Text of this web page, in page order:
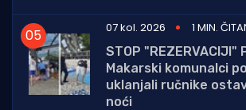
07 kol. 2026
1 MIN.
STOP "REZERVACIJI"
Makarski komunalci
uklanjali ručnike
noći